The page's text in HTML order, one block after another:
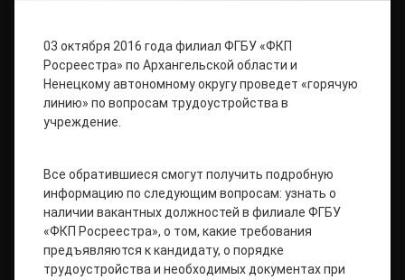
03 октября 2016 года филиал ФГБУ «ФКП
Росреестра» по Архангельской области и
Ненецкому автономному округу проведет «горячую
линию» по вопросам трудоустройства в
учреждение.
Все обратившиеся смогут получить подробную
информацию по следующим вопросам: узнать о
наличии вакантных должностей в филиале ФГБУ
«ФКП Росреестра», о том, какие требования
предъявляются к кандидату, о порядке
трудоустройства и необходимых документах при